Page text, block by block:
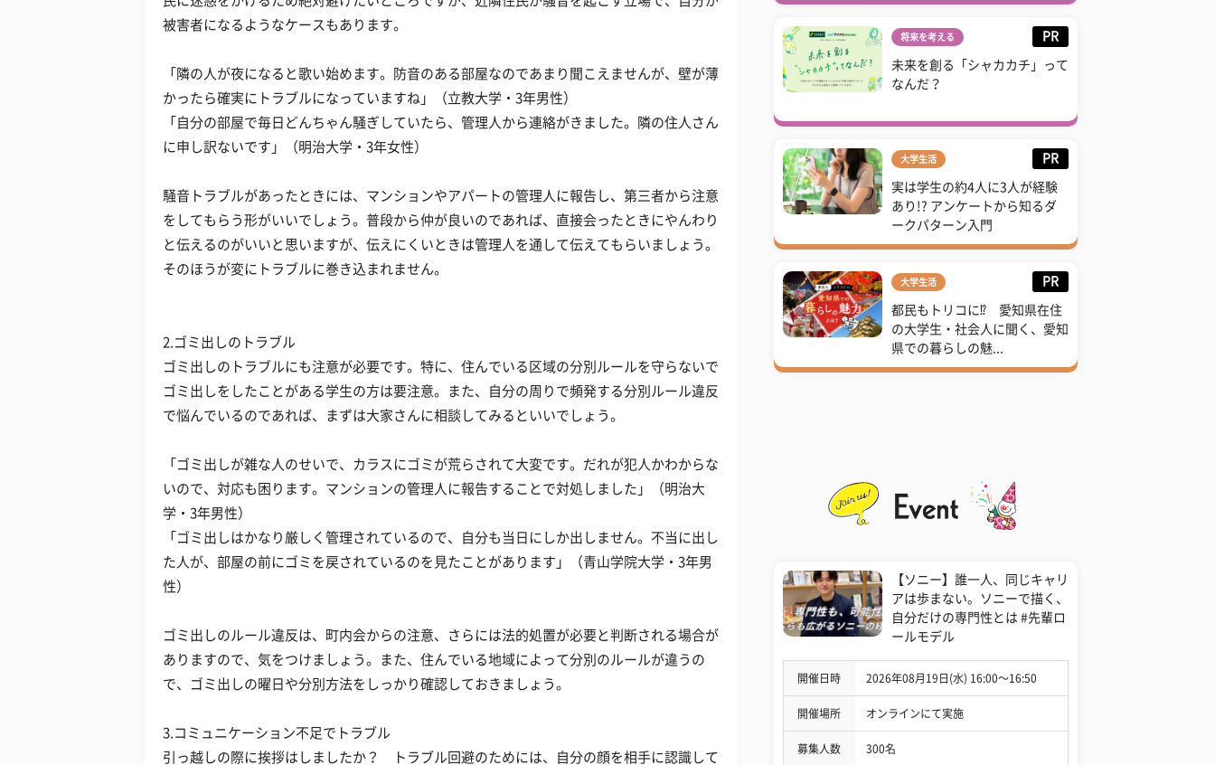
被害者になるようなケースもあります。
「隣の人が夜になると歌い始めます。防音のある部屋なのであまり聞こえませんが、壁が薄
かったら確実にトラブルになっていますね」（立教大学・3年男性）
「自分の部屋で毎日どんちゃん騒ぎしていたら、管理人から連絡がきました。隣の住人さん
に申し訳ないです」（明治大学・3年女性）
騒音トラブルがあったときには、マンションやアパートの管理人に報告し、第三者から注意
をしてもらう形がいいでしょう。普段から仲が良いのであれば、直接会ったときにやんわり
と伝えるのがいいと思いますが、伝えにくいときは管理人を通して伝えてもらいましょう。
そのほうが変にトラブルに巻き込まれません。
2.ゴミ出しのトラブル
ゴミ出しのトラブルにも注意が必要です。特に、住んでいる区域の分別ルールを守らないで
ゴミ出しをしたことがある学生の方は要注意。また、自分の周りで頻発する分別ルール違反
で悩んでいるのであれば、まずは大家さんに相談してみるといいでしょう。
「ゴミ出しが雑な人のせいで、カラスにゴミが荒らされて大変です。だれが犯人かわからな
いので、対応も困ります。マンションの管理人に報告することで対処しました」（明治大
学・3年男性）
「ゴミ出しはかなり厳しく管理されているので、自分も当日にしか出しません。不当に出し
た人が、部屋の前にゴミを戻されているのを見たことがあります」（青山学院大学・3年男
性）
ゴミ出しのルール違反は、町内会からの注意、さらには法的処置が必要と判断される場合が
ありますので、気をつけましょう。また、住んでいる地域によって分別のルールが違うの
で、ゴミ出しの曜日や分別方法をしっかり確認しておきましょう。
3.コミュニケーション不足でトラブル
引っ越しの際に挨拶はしましたか？ トラブル回避のためには、自分の顔を相手に認識して
将来を考える PR
未来を創る「シャカカチ」って
なんだ？
大学生活 PR
実は学生の約4人に3人が経験
あり!? アンケートから知るダ
ークパターン入門
大学生活 PR
都民もトリコに⁉ 愛知県在住
の大学生・社会人に聞く、愛知
県での暮らしの魅...
【ソニー】誰一人、同じキャリ
アは歩まない。ソニーで描く、
自分だけの専門性とは #先輩ロ
ールモデル
開催日時 2026年08月19日(水) 16:00〜16:50
開催場所 オンラインにて実施
募集人数 300名